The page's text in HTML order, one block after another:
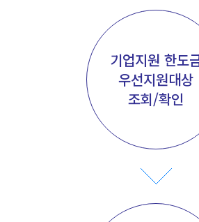
기업지원 한도
우선지원대상
조회/확인